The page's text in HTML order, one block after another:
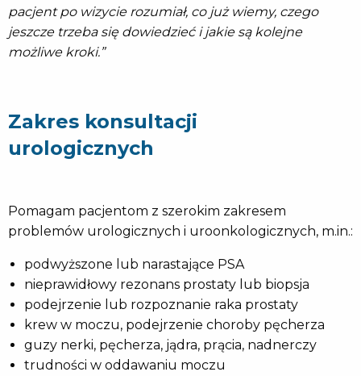
pacjent po wizycie rozumiał, co już wiemy, czego
jeszcze trzeba się dowiedzieć i jakie są kolejne
możliwe kroki.”
Zakres konsultacji
urologicznych
Pomagam pacjentom z szerokim zakresem
problemów urologicznych i uroonkologicznych, m.in.:
podwyższone lub narastające PSA
nieprawidłowy rezonans prostaty lub biopsja
podejrzenie lub rozpoznanie raka prostaty
krew w moczu, podejrzenie choroby pęcherza
guzy nerki, pęcherza, jądra, prącia, nadnerczy
trudności w oddawaniu moczu